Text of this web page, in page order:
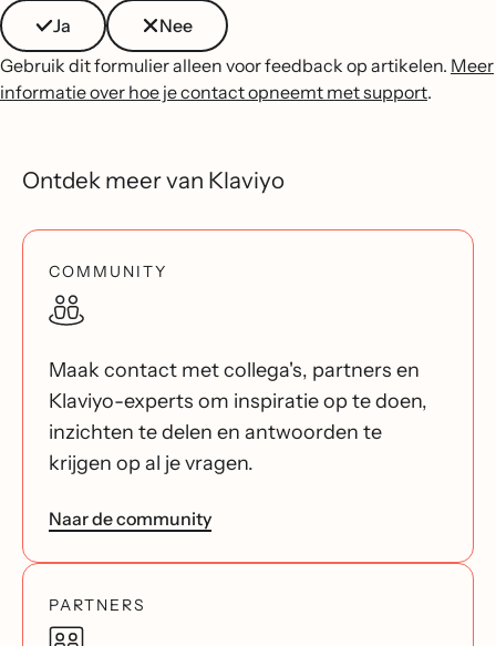
Ja
Nee
Gebruik dit formulier alleen voor feedback op artikelen. Meer
informatie over hoe je contact opneemt met support.
Ontdek meer van Klaviyo
COMMUNITY
Maak contact met collega's, partners en
Klaviyo-experts om inspiratie op te doen,
inzichten te delen en antwoorden te
krijgen op al je vragen.
Naar de community
PARTNERS